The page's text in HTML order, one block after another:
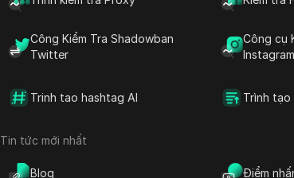
Công Kiểm Tra Shadowban
Twitter
Công cụ
Instagram
Trinh tao hashtag AI Trình tạo
Tin tức mới nhất
Blog Điểm
Video có tiêu đề 'Web Stalus' cung cấp
phục hồi một tài khoản TikTok bị hack.